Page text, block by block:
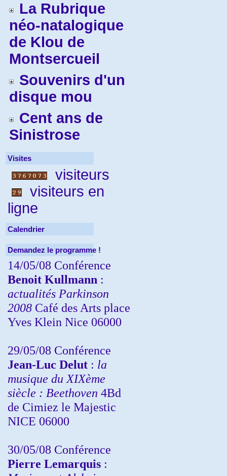
La Rubrique
néo-natalogique
de Klou de
Montsercueil
Souvenirs d'un
disque mou
Cent ans de
Sinistrose
Visites
visiteurs
visiteurs en
ligne
Calendrier
Demandez le programme !
14/05/08 Conférence
Benoit Kullmann :
actualités Parkinson
2008 Café des Arts place
Yves Klein Nice 06000
29/05/08 Conférence
Jean-Luc Delut : la
musique du XIXème
siècle : Beethoven 4Bd
de Cimiez le Majestic
NICE 06000
30/05/08 Conférence
Pierre Lemarquis :